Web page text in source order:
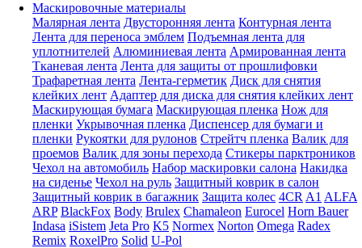
Маскировочные материалы
Малярная лента Двусторонняя лента Контурная лента
Лента для переноса эмблем Подъемная лента для
уплотнителей Алюминиевая лента Армированная лента
Тканевая лента Лента для защиты от прошлифовки
Трафаретная лента Лента-герметик Диск для снятия
клейких лент Адаптер для диска для снятия клейких лент
Маскирующая бумага Маскирующая пленка Нож для
пленки Укрывочная пленка Диспенсер для бумаги и
пленки Рукоятки для рулонов Стрейтч пленка Валик для
проемов Валик для зоны перехода Стикеры парктроников
Чехол на автомобиль Набор маскировки салона Накидка
на сиденье Чехол на руль Защитный коврик в салон
Защитный коврик в багажник Защита колес 4CR A1 ALFA
ARP BlackFox Body Brulex Chamaleon Eurocel Horn Bauer
Indasa iSistem Jeta Pro K5 Normex Norton Omega Radex
Remix RoxelPro Solid U-Pol